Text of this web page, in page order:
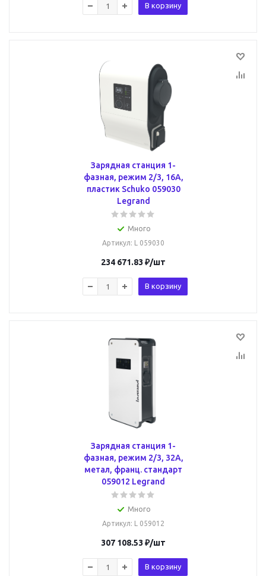
В корзину
Зарядная станция 1-
фазная, режим 2/3, 16А,
пластик Schuko 059030
Legrand
Много
Артикул: L 059030
234 671.83 ₽/шт
В корзину
Зарядная станция 1-
фазная, режим 2/3, 32А,
метал, франц. стандарт
059012 Legrand
Много
Артикул: L 059012
307 108.53 ₽/шт
В корзину